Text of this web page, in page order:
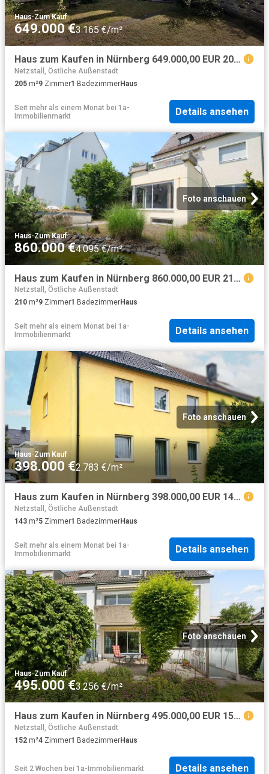
Haus·Zum Kauf
649.000 €3.165 €/m²
Haus zum Kaufen in Nürnberg 649.000,00 EUR 205 m²
Netzstall, Östliche Außenstadt
205 m²9 Zimmer1 BadezimmerHaus
Seit mehr als einem Monat bei 1a-
Immobilienmarkt
Details ansehen
Foto anschauen
Haus·Zum Kauf
860.000 €4.095 €/m²
Haus zum Kaufen in Nürnberg 860.000,00 EUR 210 m²
Netzstall, Östliche Außenstadt
210 m²9 Zimmer1 BadezimmerHaus
Seit mehr als einem Monat bei 1a-
Immobilienmarkt
Details ansehen
Foto anschauen
Haus·Zum Kauf
398.000 €2.783 €/m²
Haus zum Kaufen in Nürnberg 398.000,00 EUR 143.25 m²
Netzstall, Östliche Außenstadt
143 m²5 Zimmer1 BadezimmerHaus
Seit mehr als einem Monat bei 1a-
Immobilienmarkt
Details ansehen
Foto anschauen
Haus·Zum Kauf
495.000 €3.256 €/m²
Haus zum Kaufen in Nürnberg 495.000,00 EUR 152.06 m²
Netzstall, Östliche Außenstadt
152 m²4 Zimmer1 BadezimmerHaus
Seit 2 Wochen bei 1a-Immobilienmarkt Details ansehen